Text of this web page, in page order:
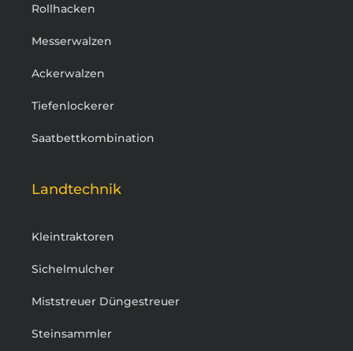
Rollhacken
Messerwalzen
Ackerwalzen
Tiefenlockerer
Saatbettkombination
Landtechnik
Kleintraktoren
Sichelmulcher
Miststreuer Düngestreuer
Steinsammler